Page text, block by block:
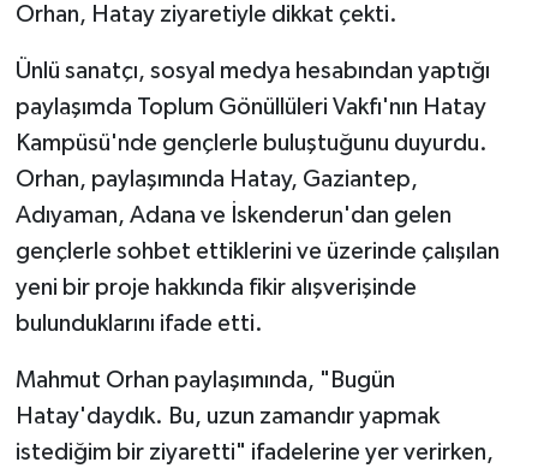
Orhan, Hatay ziyaretiyle dikkat çekti.
Ünlü sanatçı, sosyal medya hesabından yaptığı
paylaşımda Toplum Gönüllüleri Vakfı'nın Hatay
Kampüsü'nde gençlerle buluştuğunu duyurdu.
Orhan, paylaşımında Hatay, Gaziantep,
Adıyaman, Adana ve İskenderun'dan gelen
gençlerle sohbet ettiklerini ve üzerinde çalışılan
yeni bir proje hakkında fikir alışverişinde
bulunduklarını ifade etti.
Mahmut Orhan paylaşımında, "Bugün
Hatay'daydık. Bu, uzun zamandır yapmak
istediğim bir ziyaretti" ifadelerine yer verirken,